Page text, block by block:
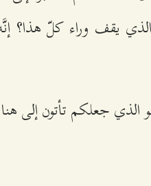
يقف وراء كلّ هذا؟ إنَّه
الذي جعلكم تأتون إلى